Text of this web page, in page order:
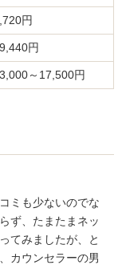
円
円
～17,500円
ミも少ないのでな
ず、たまたまネッ
てみましたが、と
カウンセラーの男